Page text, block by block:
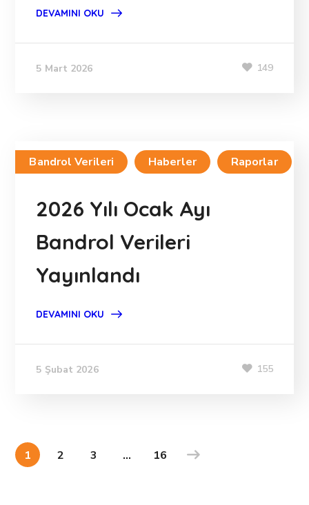
DEVAMINI OKU
5 Mart 2026 149
Bandrol Verileri Haberler Raporlar
2026 Yılı Ocak Ayı
Bandrol Verileri
Yayınlandı
DEVAMINI OKU
5 Şubat 2026 155
1 2 3 … 16